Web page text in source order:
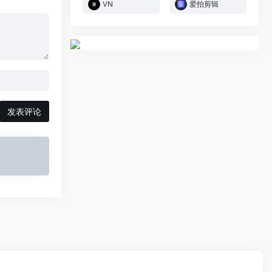
发表评论
VN 爱拍剪辑